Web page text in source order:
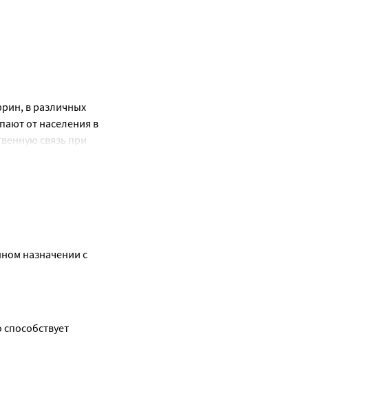
в различных
от населения в
связь при
назначении с